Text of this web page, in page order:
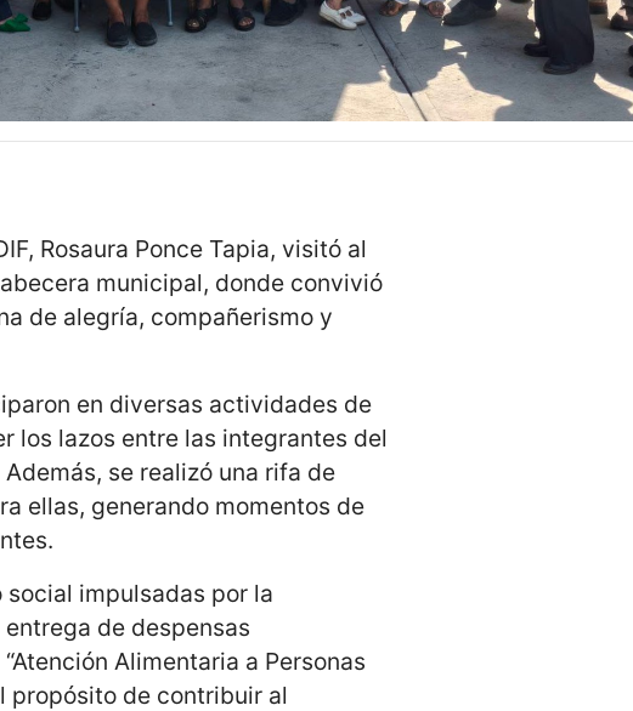
Rosaura Ponce Tapia, visitó al
municipal, donde convivió
de alegría, compañerismo y
en diversas actividades de
los lazos entre las integrantes del
se realizó una rifa de
ellas, generando momentos de
impulsadas por la
de despensas
Alimentaria a Personas
propósito de contribuir al